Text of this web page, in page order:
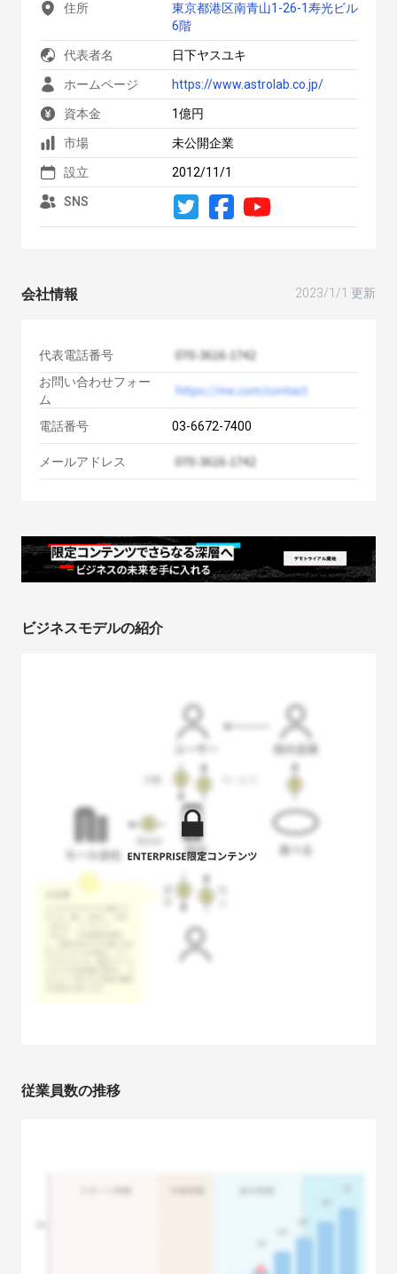
住所
東京都港区南青山1-26-1寿光ビル
6階
代表者名 日下ヤスユキ
ホームページ https://www.astrolab.co.jp/
資本金 1億円
市場 未公開企業
設立 2012/11/1
SNS
会社情報 2023/1/1 更新
代表電話番号
お問い合わせフォー
ム
電話番号
03-6672-7400
メールアドレス
ビジネスモデルの紹介
従業員数の推移